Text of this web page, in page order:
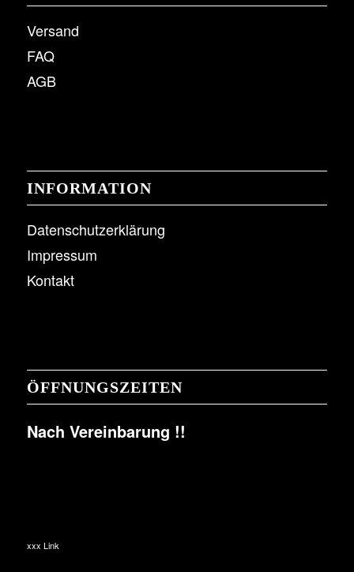
Versand
FAQ
AGB
INFORMATION
Datenschutzerklärung
Impressum
Kontakt
ÖFFNUNGSZEITEN
Nach Vereinbarung !!
xxx Link